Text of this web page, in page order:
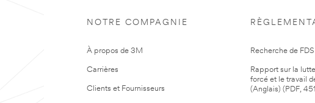
NOTRE COMPAGNIE
À propos de 3M
Carrières
Clients et Fournisseurs
Recherche de FDS
Rapport sur la
forcé et le travail
(Anglais) (PDF,